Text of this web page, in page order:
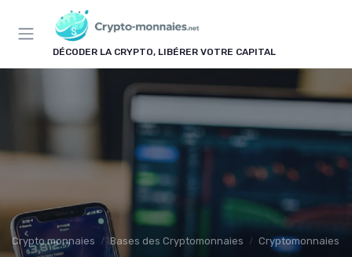
DÉCODER LA CRYPTO, LIBÉRER VOTRE CAPITAL
Crypto monnaies Bases des Cryptomonnaies Cryptomonnaies
Panneau de gestion des cookies